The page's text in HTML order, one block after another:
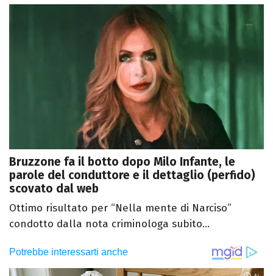
Bruzzone fa il botto dopo Milo Infante, le
parole del conduttore e il dettaglio (perfido)
scovato dal web
Ottimo risultato per “Nella mente di Narciso”
condotto dalla nota criminologa subito...